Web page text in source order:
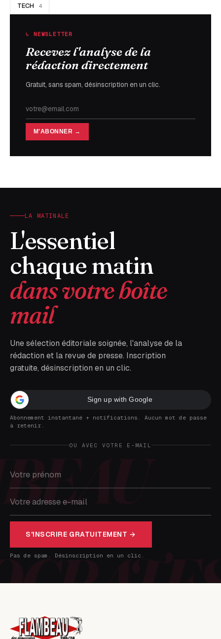
TECH 4
↳ NEWSLETTER
Recevez l'analyse de la
rédaction directement
Gratuit, sans spam, désinscription en un clic.
M'ABONNER →
LA MATINALE
L'essentiel
chaque matin
dans votre boîte
mail
Une sélection éditoriale soignée, l'analyse de la
rédaction et la revue de presse. Inscription
gratuite, désinscription en un clic.
Sign up with Google
Abonnement instantané + notifications. Aucun mot de passe
à retenir.
OU AVEC VOTRE E-MAIL
S'INSCRIRE GRATUITEMENT →
Pas de spam. Désinscription en un clic.